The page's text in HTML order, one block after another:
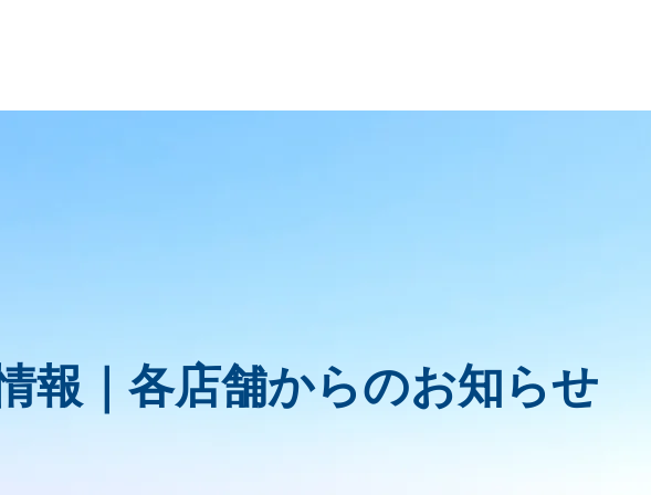
報｜ 各店舗からのお知らせ